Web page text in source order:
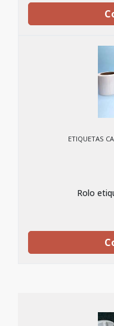
ETIQUETAS
Rolo